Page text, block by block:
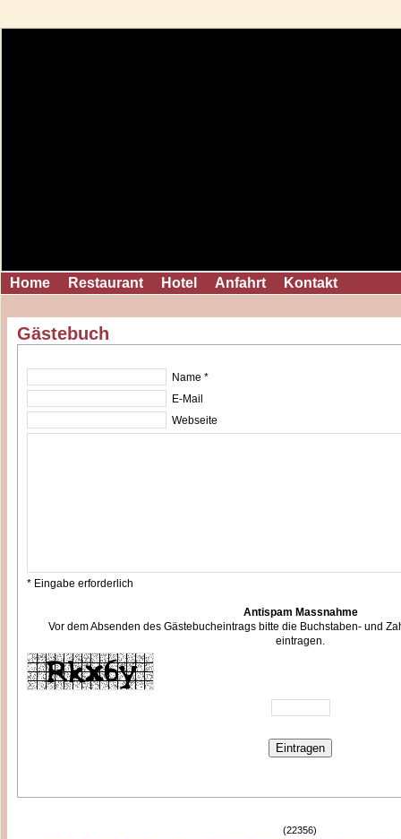
Home Restaurant Hotel Anfahrt Kontakt
Gästebuch
Name *
E-Mail
Webseite
* Eingabe erforderlich
Antispam Massnahme
Vor dem Absenden des Gästebucheintrags bitte die Buchstaben- und
eintragen.
(22356)